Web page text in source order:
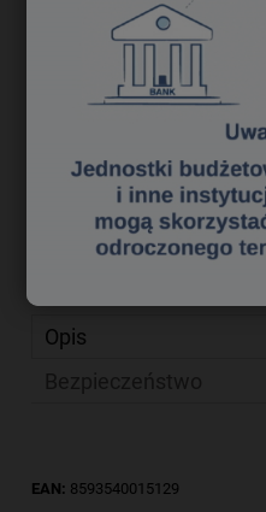
13,96 zł
Producent: Koh i Noor
Kod produktu:
fa 5390021
Opis
EAN: 8593540015129